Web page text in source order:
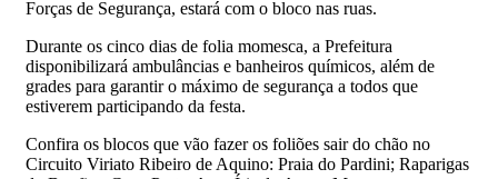
Forças de Segurança, estará com o bloco nas ruas.
Durante os cinco dias de folia momesca, a Prefeitura
disponibilizará ambulâncias e banheiros químicos, além de
grades para garantir o máximo de segurança a todos que
estiverem participando da festa.
Confira os blocos que vão fazer os foliões sair do chão no
Circuito Viriato Ribeiro de Aquino: Praia do Pardini; Raparigas